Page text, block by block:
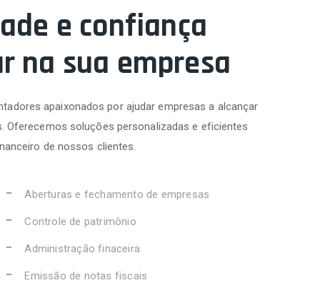
e confiança
na sua empresa
apaixonados por ajudar empresas a alcançar
Oferecemos soluções personalizadas e eficientes
de nossos clientes.
Aberturas e fechamento de empresas
Controle de patrimônio
Administração finaceira
Emissão de notas fiscais